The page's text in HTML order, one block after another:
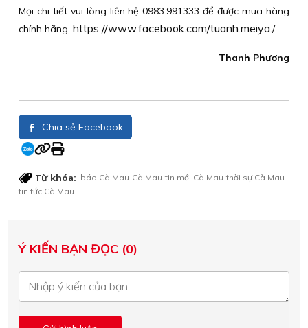
Mọi chi tiết vui lòng liên hệ 0983.991333 để được mua hàng
chính hãng, https://www.facebook.com/tuanh.meiya./.
Thanh Phương
Chia sẻ Facebook
Từ khóa: báo Cà Mau Cà Mau tin mới Cà Mau thời sự Cà Mau
tin tức Cà Mau
Ý KIẾN BẠN ĐỌC (0)